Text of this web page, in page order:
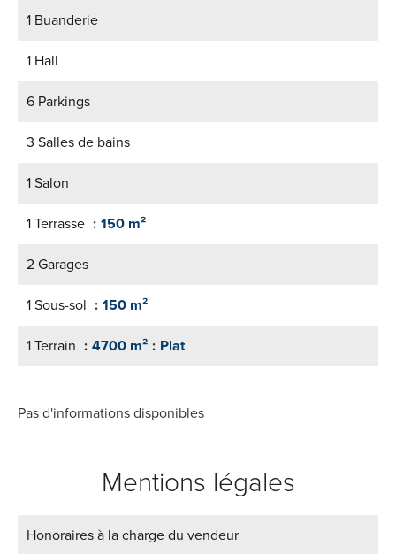
1 Buanderie
1 Hall
6 Parkings
3 Salles de bains
1 Salon
1 Terrasse 150 m²
2 Garages
1 Sous-sol 150 m²
1 Terrain 4700 m² Plat
Pas d'informations disponibles
Mentions légales
Honoraires à la charge du vendeur